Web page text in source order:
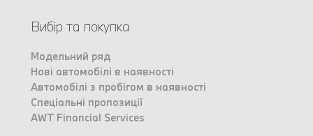
Вибір та покупка
Модельний ряд
Нові автомобілі в наявності
Автомобілі з пробігом в наявності
Спеціальні пропозиції
AWT Financial Services